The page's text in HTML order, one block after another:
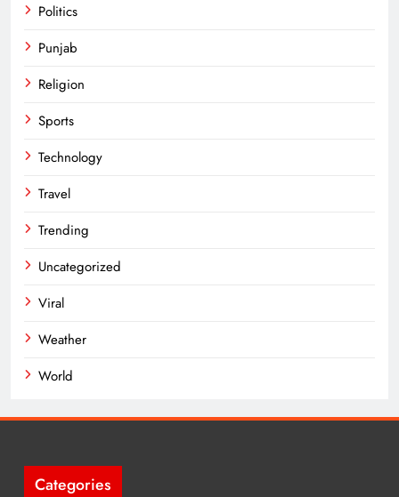
Politics
Punjab
Religion
Sports
Technology
Travel
Trending
Uncategorized
Viral
Weather
World
Categories